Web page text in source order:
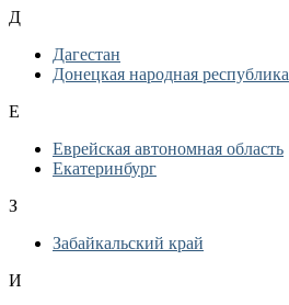
Д
Дагестан
Донецкая народная республика
Е
Еврейская автономная область
Екатеринбург
З
Забайкальский край
И